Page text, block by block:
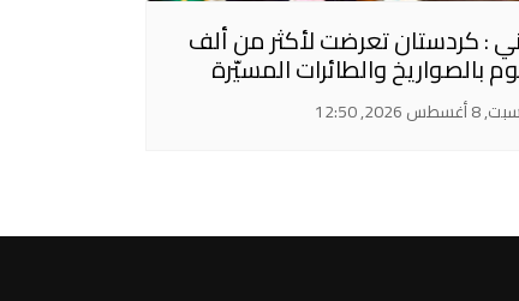
: كردستان تعرضت لأكثر من ألف
بالصواريخ والطائرات المسيّرة
2026, 12:50